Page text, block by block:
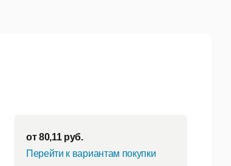
от80,11руб.
Перейти к вариантам покупки